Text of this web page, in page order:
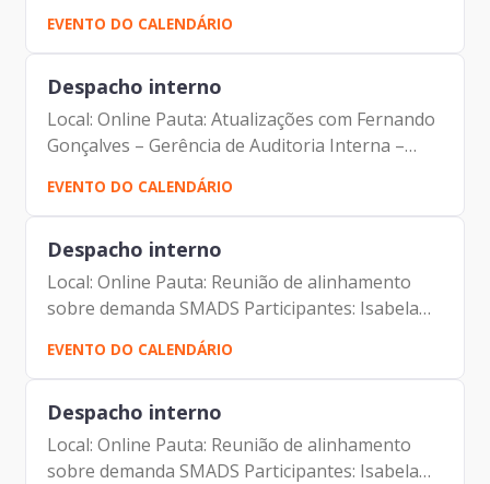
GPA Participantes: Johann Nogueira Dantas
Carolina Magnani Hiromoto Fernando
Gonçalves
EVENTO DO CALENDÁRIO
Despacho interno
Local: Online Pauta: Atualizações com Fernando
Gonçalves – Gerência de Auditoria Interna –
GPA Participantes: Johann Nogueira Dantas
Carolina Magnani Hiromoto Fernando
Gonçalves
EVENTO DO CALENDÁRIO
Despacho interno
Local: Online Pauta: Reunião de alinhamento
sobre demanda SMADS Participantes: Isabela
Domingues Moure Varela Johann Nogueira
Dantas Mauricio Goncalves Pimentel Carlos
Alberto da Silva Paulo...
EVENTO DO CALENDÁRIO
Despacho interno
Local: Online Pauta: Reunião de alinhamento
sobre demanda SMADS Participantes: Isabela